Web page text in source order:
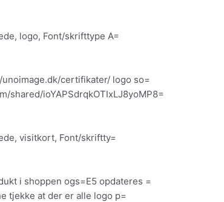
logo, Font/skrifttype A=
certifikater/ logo so=
shared/ioYAPSdrqkOTIxLJ8yoMP8=
visitkort, Font/skriftty=
i shoppen ogs=E5 opdateres =
tjekke at der er alle logo p=